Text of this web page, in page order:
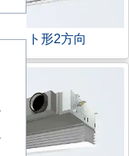
ット形2方向